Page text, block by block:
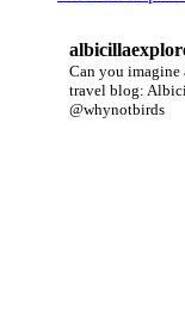
Can you imagine
travel blog:
@whynotbirds